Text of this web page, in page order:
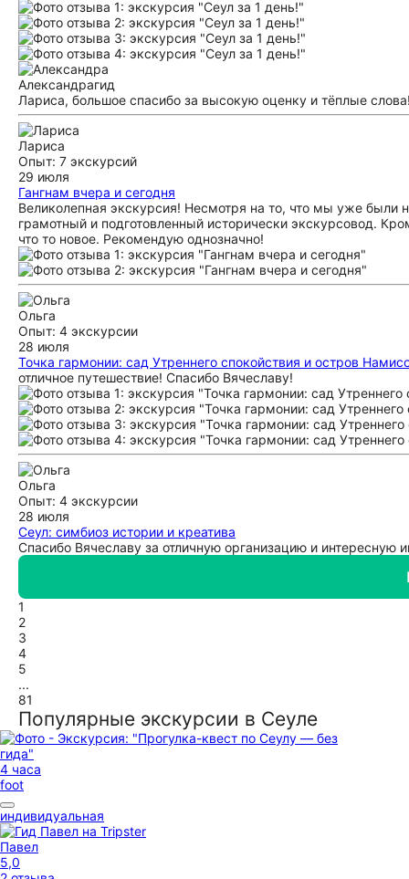
Александрагид
Лариса, большое спасибо за высокую оценку и тёплые
Лариса
Опыт: 7 экскурсий
29 июля
Гангнам вчера и сегодня
Великолепная экскурсия! Несмотря на то, что мы уже были
грамотный и подготовленный исторически экскурсовод.
что то новое. Рекомендую однозначно!
Ольга
Опыт: 4 экскурсии
28 июля
Точка гармонии: сад Утреннего спокойствия и остров
отличное путешествие! Спасибо Вячеславу!
Ольга
Опыт: 4 экскурсии
28 июля
Сеул: симбиоз истории и креатива
Спасибо Вячеславу за отличную организацию и интересную
1
2
3
4
5
...
81
Популярные экскурсии в Сеуле
4 часа
foot
индивидуальная
Павел
5,0